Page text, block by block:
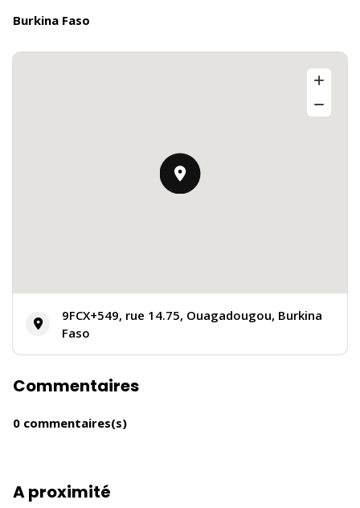
Burkina Faso
9FCX+549, rue 14.75, Ouagadougou, Burkina
Faso
Commentaires
0 commentaires(s)
A proximité